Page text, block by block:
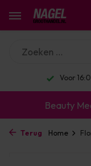
Voor
Beauty
Terug Home